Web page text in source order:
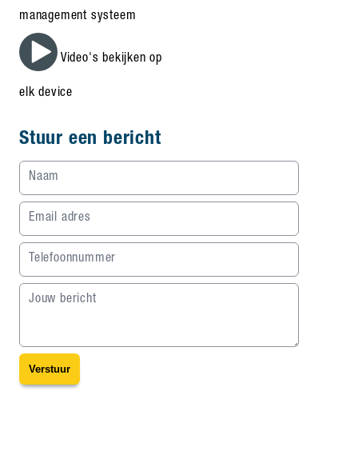
management systeem
Video's bekijken op
elk device
Stuur een bericht
Naam
Email adres
Telefoonnummer
Jouw bericht
Verstuur